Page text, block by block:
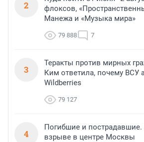
2
флоксов,
Манежа и «Музыка мира»
79 888 7
3
Теракты против мирных
Ким ответила, почему ВСУ
Wildberries
79 127
4
Погибшие и пострадавшие.
взрыве в центре Москвы